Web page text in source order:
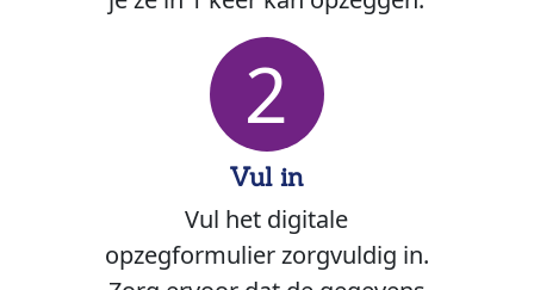
2
Vul in
Vul het digitale
opzegformulier zorgvuldig in.